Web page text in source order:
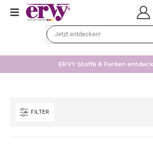
ERVY Stoffe & Farben
FILTER